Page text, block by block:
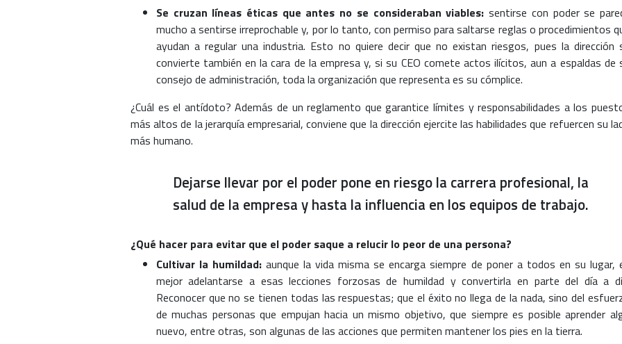
Se cruzan líneas éticas que antes no se consideraban viables:sentirse con poder se
mucho a sentirse irreprochable y, por lo tanto, con permiso para saltarse reglas o procedimientos
ayudan a regular una industria. Esto no quiere decir que no existan riesgos, pues la dirección
convierte también en la cara de la empresa y, si su CEO comete actos ilícitos, aun a espaldas de
consejo de administración, toda la organización que representa es su cómplice.
¿Cuál es el antídoto? Además de un reglamento que garantice límites y responsabilidades a los
más altos de la jerarquía empresarial, conviene que la dirección ejercite las habilidades que refuercen su
más humano.
Dejarse llevar por el poder pone en riesgo la carrera profesional, la
salud de la empresa y hasta la influencia en los equipos de trabajo.
¿Qué hacer para evitar que el poder saque a relucir lo peor de una persona?
Cultivar la humildad:aunque la vida misma se encarga siempre de poner a todos en su lugar,
mejor adelantarse a esas lecciones forzosas de humildad y convertirla en parte del día a
Reconocer que no se tienen todas las respuestas; que el éxito no llega de la nada, sino del
de muchas personas que empujan hacia un mismo objetivo, que siempre es posible aprender
nuevo, entre otras, son algunas de las acciones que permiten mantener los pies en la tierra.